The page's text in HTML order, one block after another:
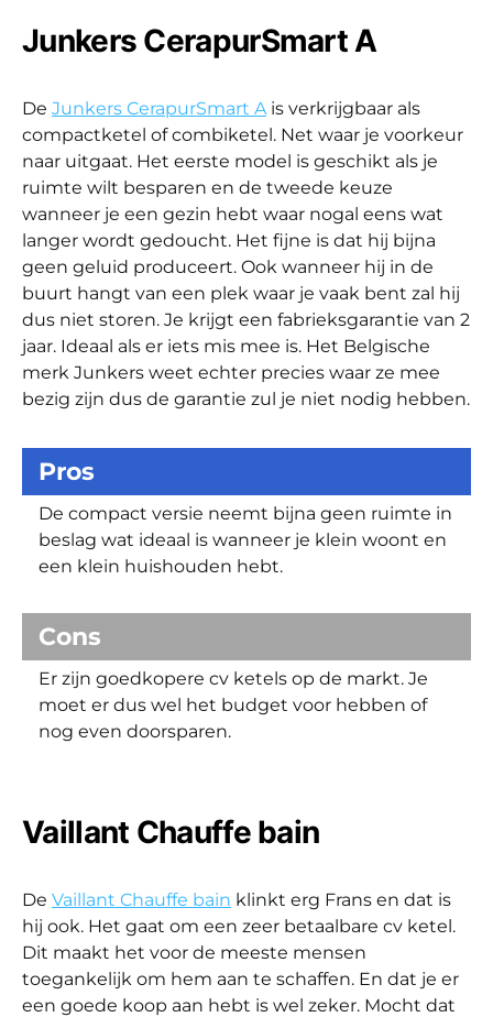
Junkers CerapurSmart A
De Junkers CerapurSmart A is verkrijgbaar als
compactketel of combiketel. Net waar je voorkeur
naar uitgaat. Het eerste model is geschikt als je
ruimte wilt besparen en de tweede keuze
wanneer je een gezin hebt waar nogal eens wat
langer wordt gedoucht. Het fijne is dat hij bijna
geen geluid produceert. Ook wanneer hij in de
buurt hangt van een plek waar je vaak bent zal hij
dus niet storen. Je krijgt een fabrieksgarantie van 2
jaar. Ideaal als er iets mis mee is. Het Belgische
merk Junkers weet echter precies waar ze mee
bezig zijn dus de garantie zul je niet nodig hebben.
Pros
De compact versie neemt bijna geen ruimte in
beslag wat ideaal is wanneer je klein woont en
een klein huishouden hebt.
Cons
Er zijn goedkopere cv ketels op de markt. Je
moet er dus wel het budget voor hebben of
nog even doorsparen.
Vaillant Chauffe bain
De Vaillant Chauffe bain klinkt erg Frans en dat is
hij ook. Het gaat om een zeer betaalbare cv ketel.
Dit maakt het voor de meeste mensen
toegankelijk om hem aan te schaffen. En dat je er
een goede koop aan hebt is wel zeker. Mocht dat